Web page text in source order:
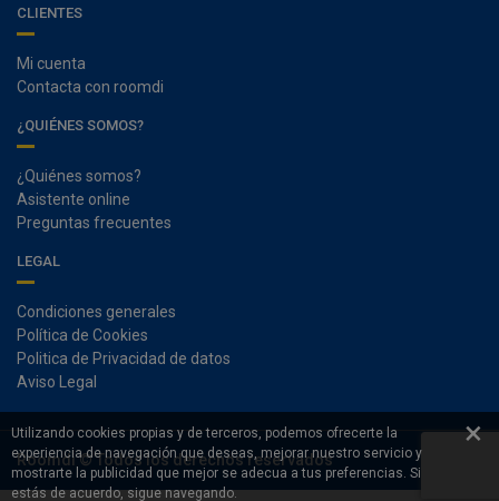
Utilizando cookies propias y de terceros, podemos ofrecerte la
experiencia de navegación que deseas, mejorar nuestro servicio y
mostrarte la publicidad que mejor se adecua a tus preferencias. Si
estás de acuerdo, sigue navegando.
×
CLIENTES
Mi cuenta
Contacta con roomdi
¿QUIÉNES SOMOS?
¿Quiénes somos?
Asistente online
Preguntas frecuentes
LEGAL
Condiciones generales
Política de Cookies
Politica de Privacidad de datos
Aviso Legal
Roomdi © Todos los derechos reservados